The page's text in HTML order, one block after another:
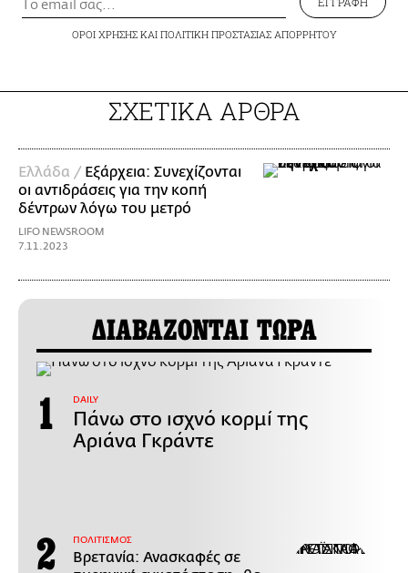
ΟΡΟΙ ΧΡΗΣΗΣΚΑΙ ΠΟΛΙΤΙΚΗ ΠΡΟΣΤΑΣΙΑΣ ΑΠΟΡΡΗΤΟΥ
ΣΧΕΤΙΚΑ ΑΡΘΡΑ
Ελλάδα / Εξάρχεια: Συνεχίζονται
οι αντιδράσεις για την κοπή
δέντρων λόγω του μετρό
LIFO NEWSROOM
7.11.2023
ΔΙΑΒΑΖΟΝΤΑΙ ΤΩΡΑ
DAILY
Πάνω στο ισχνό κορμί της
Αριάνα Γκράντε
ΠΟΛΙΤΙΣΜΟΣ
Βρετανία: Ανασκαφές σε